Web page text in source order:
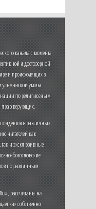
канала с момента
и достоверной
и происходящих в
уммы
по религиозным
верующих.
в различных
читателей как
и эксклюзивные
богословские
по различным
рассчитаны на
как собственно